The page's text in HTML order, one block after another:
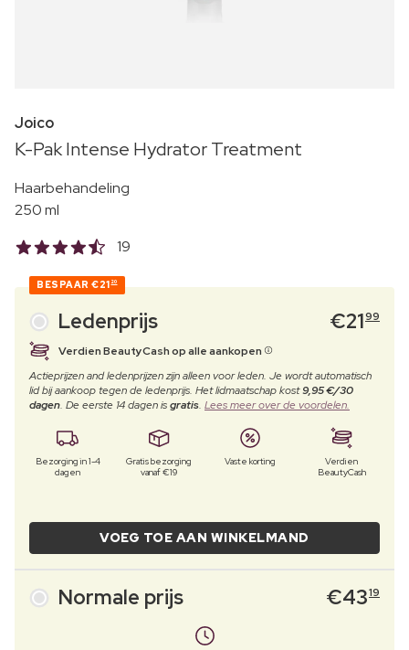
Joico
K-Pak Intense Hydrator Treatment
Haarbehandeling
250 ml
19
BESPAAR €21 20
Ledenprijs €2199
Verdien BeautyCash op alle aankopen
Actieprijzen and ledenprijzen zijn alleen voor leden. Je wordt automatisch
lid bij aankoop tegen de ledenprijs. Het lidmaatschap kost9,95 €/30
dagen. De eerste 14 dagen isgratis. Lees meer over de voordelen.
Bezorging in 1-4
dagen
Gratis bezorging
vanaf €19
Vaste korting
Verdien
BeautyCash
VOEG TOE AAN WINKELMAND
Normale prijs €4319